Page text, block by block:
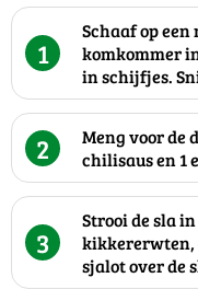
1
Schaaf op
komkommer
in schijfjes.
2
Meng voor de
chilisaus en 1
3
Strooi de sla
kikkererwten,
sjalot over de